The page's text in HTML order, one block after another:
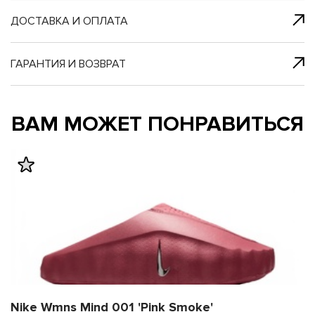
клик
и в
наш
ДОСТАВКА И ОПЛАТА
ГАРАНТИЯ И ВОЗВРАТ
ВАМ МОЖЕТ ПОНРАВИТЬСЯ
Nike Wmns Mind 001 'Pink Smoke'
и в
наш